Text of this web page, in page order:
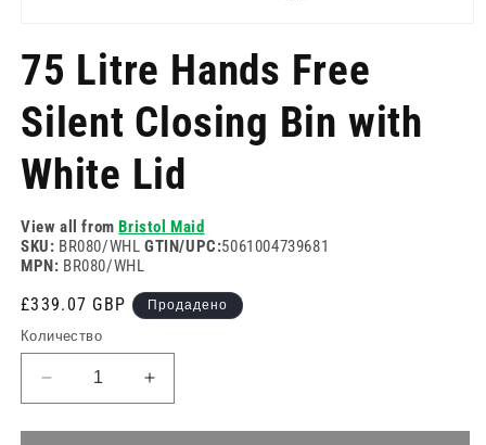
1
в
режим
75 Litre Hands Free
Silent Closing Bin with
White Lid
View all fromBristol Maid
SKU: BR080/WHL GTIN/UPC:5061004739681
MPN: BR080/WHL
Редовна
цена
£339.07 GBP Продадено
Количество
Намаляване
на
количеството
Увеличете
количеството
за